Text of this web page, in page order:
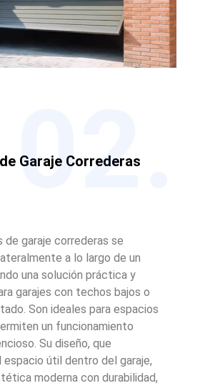
Garaje Correderas
02.
de garaje correderas se
a lo largo de un
una solución práctica y
garajes con techos bajos o
Son ideales para espacios
un funcionamiento
Su diseño, que
espacio útil dentro del garaje,
moderna con durabilidad,